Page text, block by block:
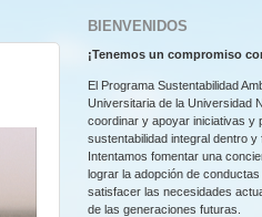
BIENVENIDOS
¡Tenemos un compromiso
El Programa Sustentabilidad
Universitaria de la Universidad
coordinar y apoyar iniciativas y
sustentabilidad integral dentro
Intentamos fomentar una
lograr la adopción de
satisfacer las necesidades
de las generaciones futuras.